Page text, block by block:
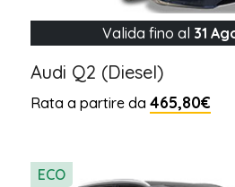
Valida fino al 31
Audi Q2 (Diesel)
Rata a partire da465,80€
ECO